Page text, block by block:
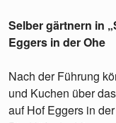
Selber gärtnern in
Eggers in der Ohe
Nach der Führung
und Kuchen über
auf Hof Eggers in